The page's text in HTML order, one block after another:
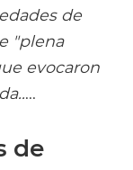
de
"plena
evocaron
...
de